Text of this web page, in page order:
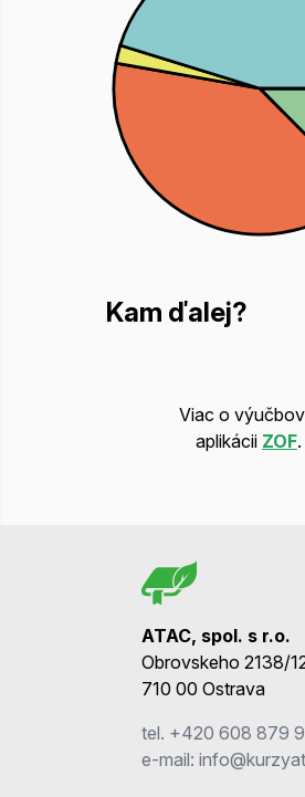
Kam ďalej?
Viac o
aplikácii ZOF.
ATAC, spol. s r.o.
Obrovskeho 2138/
710 00 Ostrava
tel. +420 608 879
e-mail: